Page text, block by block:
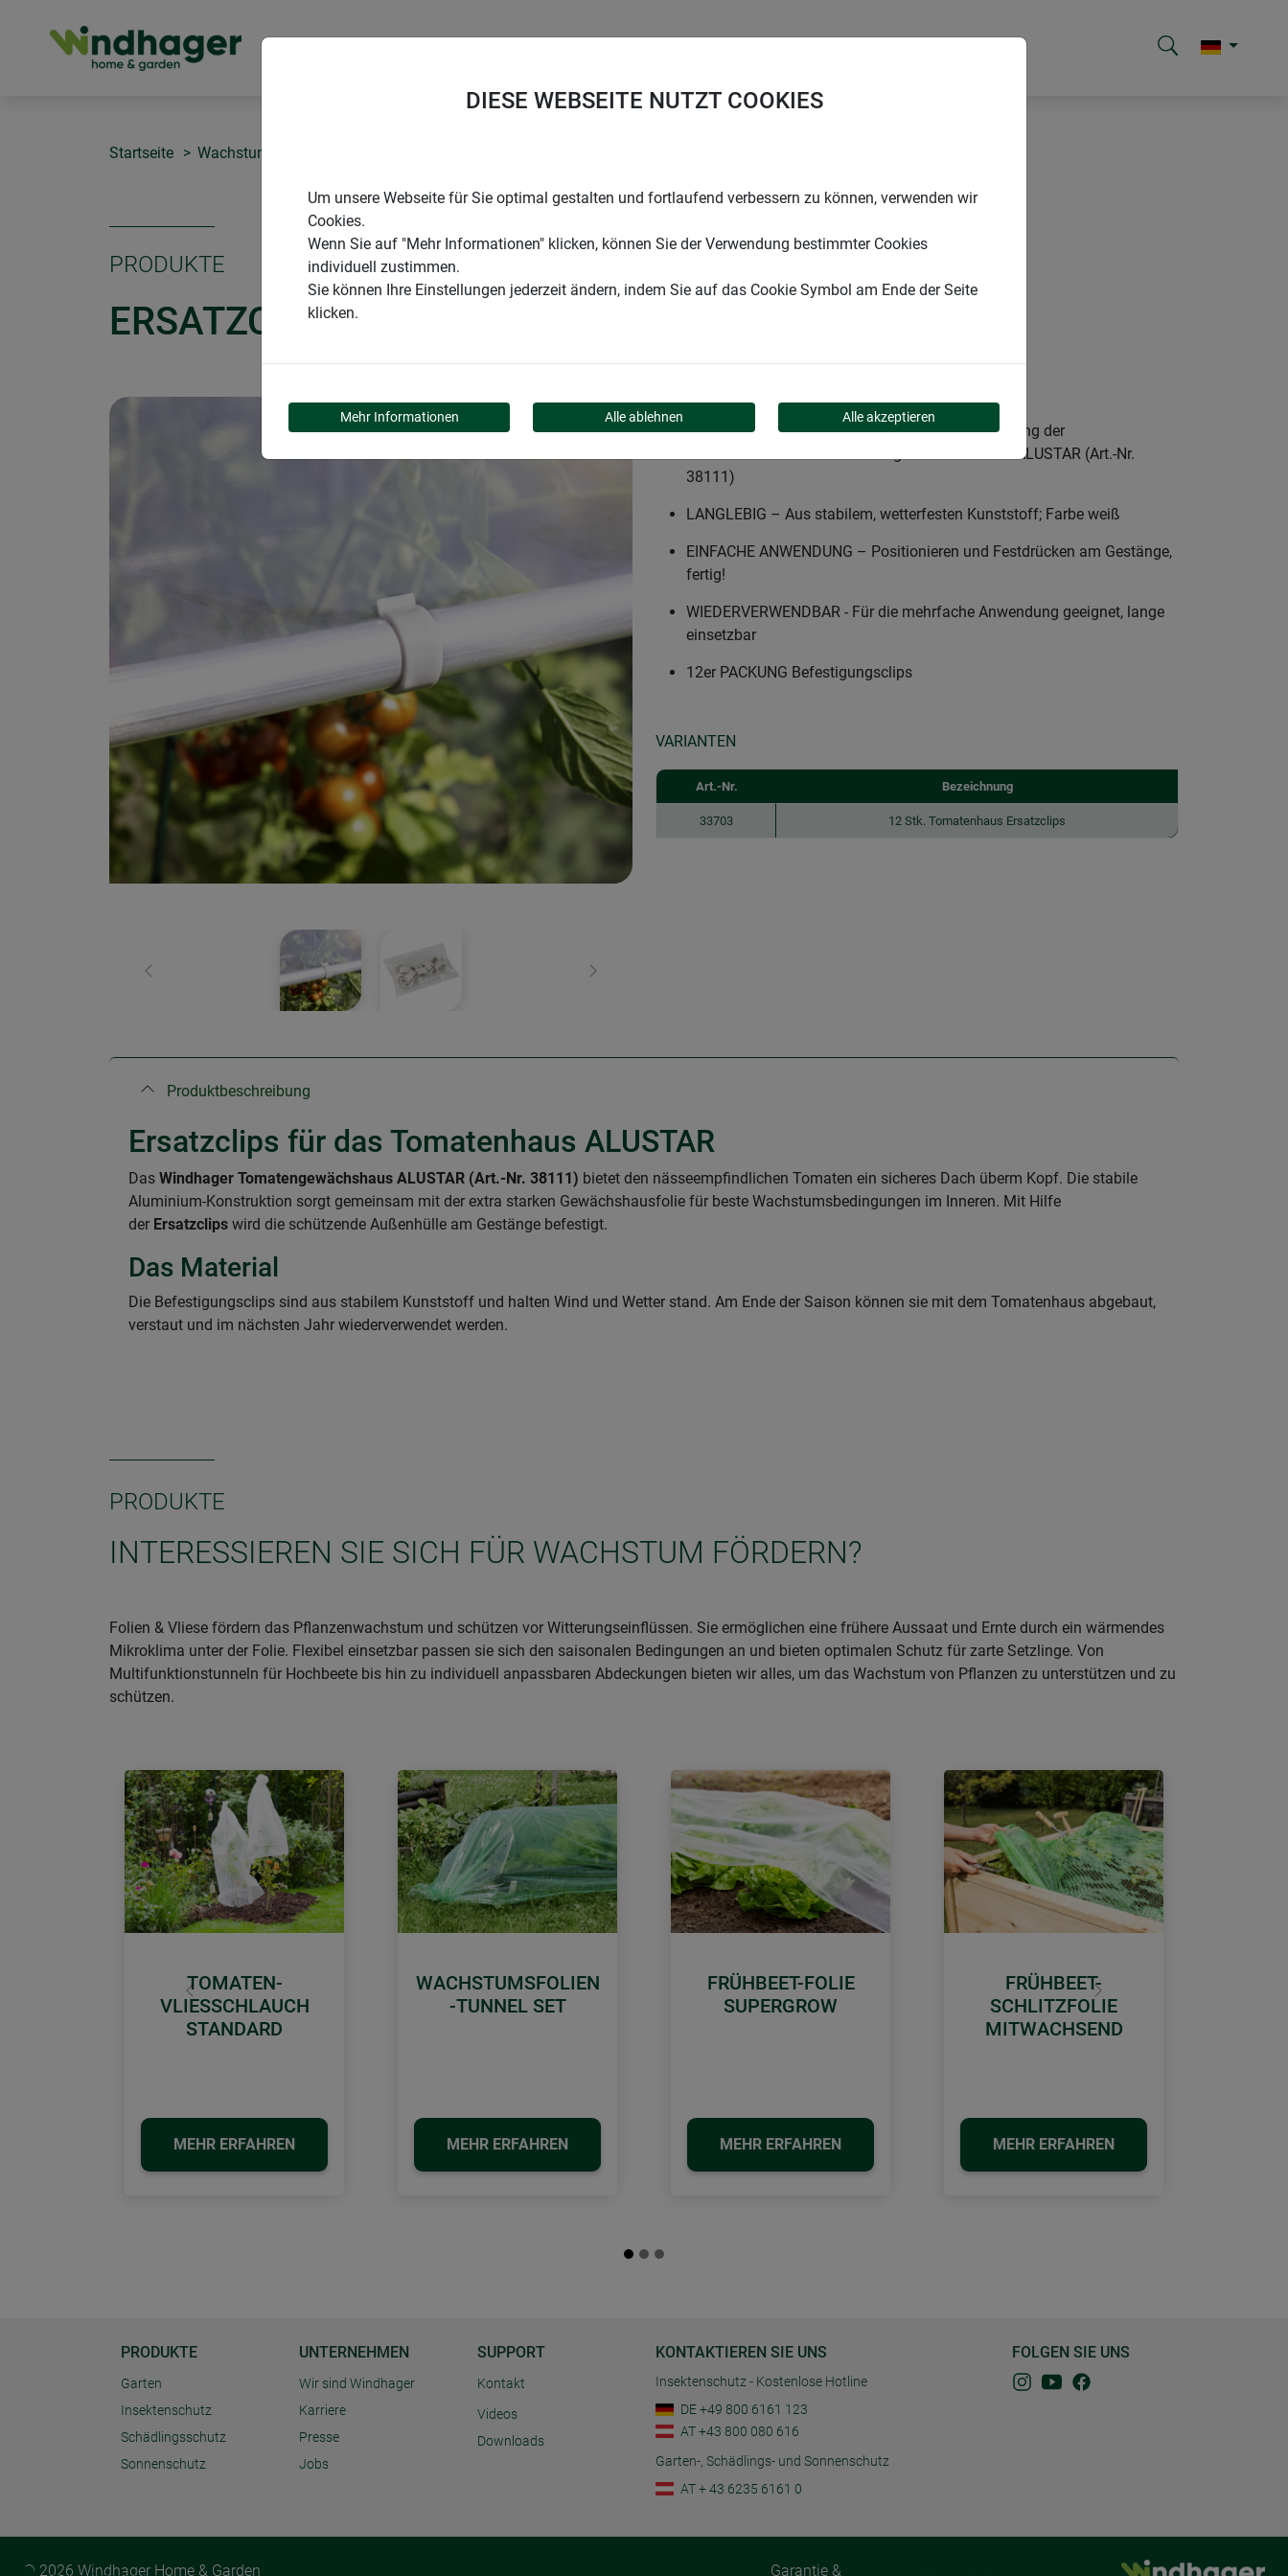
Startseite Wachstum fördern
PRODUKTE
ERSATZCLIP FÜR TOMATENHAUS ALUSTAR
Zurück Weiter
BEFESTIGUNGSKLAMMERN - Zur sicheren Fixierung der
Gewächshausfolie am Windhager Tomatenhaus ALUSTAR (Art.-Nr.
38111)
LANGLEBIG – Aus stabilem, wetterfesten Kunststoff; Farbe weiß
EINFACHE ANWENDUNG – Positionieren und Festdrücken am Gestänge,
fertig!
WIEDERVERWENDBAR - Für die mehrfache Anwendung geeignet, lange
einsetzbar
12er PACKUNG Befestigungsclips
VARIANTEN
Art.-Nr. Bezeichnung
33703 12 Stk. Tomatenhaus Ersatzclips
Produktbeschreibung
Ersatzclips für das Tomatenhaus ALUSTAR
Das Windhager Tomatengewächshaus ALUSTAR (Art.-Nr. 38111) bietet den nässeempfindlichen Tomaten ein sicheres Dach überm Kopf. Die stabile
Aluminium-Konstruktion sorgt gemeinsam mit der extra starken Gewächshausfolie für beste Wachstumsbedingungen im Inneren. Mit Hilfe
der Ersatzclips wird die schützende Außenhülle am Gestänge befestigt.
Das Material
Die Befestigungsclips sind aus stabilem Kunststoff und halten Wind und Wetter stand. Am Ende der Saison können sie mit dem Tomatenhaus abgebaut,
verstaut und im nächsten Jahr wiederverwendet werden.
PRODUKTE
INTERESSIEREN SIE SICH FÜR WACHSTUM FÖRDERN?
Folien & Vliese fördern das Pflanzenwachstum und schützen vor Witterungseinflüssen. Sie ermöglichen eine frühere Aussaat und Ernte durch ein wärmendes
Mikroklima unter der Folie. Flexibel einsetzbar passen sie sich den saisonalen Bedingungen an und bieten optimalen Schutz für zarte Setzlinge. Von
Multifunktionstunneln für Hochbeete bis hin zu individuell anpassbaren Abdeckungen bieten wir alles, um das Wachstum von Pflanzen zu unterstützen und zu
schützen.
TOMATEN-
VLIESSCHLAUCH
STANDARD
MEHR ERFAHREN
WACHSTUMSFOLIEN
-TUNNEL SET
MEHR ERFAHREN
FRÜHBEET-FOLIE
SUPERGROW
MEHR ERFAHREN
FRÜHBEET-
SCHLITZFOLIE
MITWACHSEND
MEHR ERFAHREN
Zurück Weiter
PRODUKTE
Garten
Insektenschutz
Schädlingsschutz
Sonnenschutz
UNTERNEHMEN
Wir sind Windhager
Karriere
Presse
Jobs
SUPPORT
Kontakt
Videos
Downloads
KONTAKTIEREN SIE UNS
Insektenschutz - Kostenlose Hotline
DE +49 800 6161 123
AT +43 800 080 616
Garten-, Schädlings- und Sonnenschutz
AT + 43 6235 6161 0
FOLGEN SIE UNS
© 2026 Windhager Home & Garden Garantie &
DIESE WEBSEITE NUTZT COOKIES
Um unsere Webseite für Sie optimal gestalten und fortlaufend verbessern zu können, verwenden wir
Cookies.
Wenn Sie auf "Mehr Informationen" klicken, können Sie der Verwendung bestimmter Cookies
individuell zustimmen.
Sie können Ihre Einstellungen jederzeit ändern, indem Sie auf das Cookie Symbol am Ende der Seite
klicken.
Mehr Informationen Alle ablehnen Alle akzeptieren